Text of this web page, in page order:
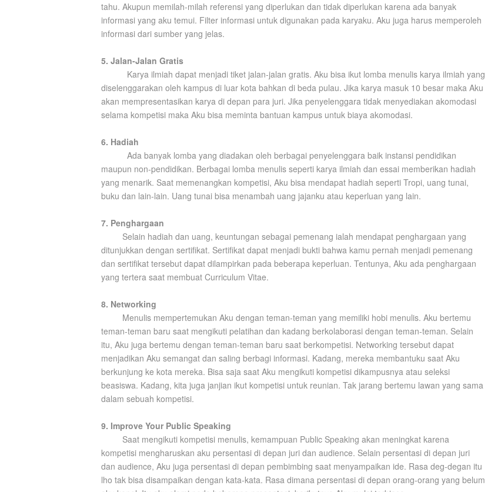
tahu. Akupun memilah-milah referensi yang diperlukan dan tidak diperlukan karena ada banyak
informasi yang aku temui. Filter informasi untuk digunakan pada karyaku. Aku juga harus memperoleh
informasi dari sumber yang jelas.
5. Jalan-Jalan Gratis
Karya ilmiah dapat menjadi tiket jalan-jalan gratis. Aku bisa ikut lomba menulis karya ilmiah yang
diselenggarakan oleh kampus di luar kota bahkan di beda pulau. Jika karya masuk 10 besar maka Aku
akan mempresentasikan karya di depan para juri. Jika penyelenggara tidak menyediakan akomodasi
selama kompetisi maka Aku bisa meminta bantuan kampus untuk biaya akomodasi.
6. Hadiah
Ada banyak lomba yang diadakan oleh berbagai penyelenggara baik instansi pendidikan
maupun non-pendidikan. Berbagai lomba menulis seperti karya ilmiah dan essai memberikan hadiah
yang menarik. Saat memenangkan kompetisi, Aku bisa mendapat hadiah seperti Tropi, uang tunai,
buku dan lain-lain. Uang tunai bisa menambah uang jajanku atau keperluan yang lain.
7. Penghargaan
Selain hadiah dan uang, keuntungan sebagai pemenang ialah mendapat penghargaan yang
ditunjukkan dengan sertifikat. Sertifikat dapat menjadi bukti bahwa kamu pernah menjadi pemenang
dan sertifikat tersebut dapat dilampirkan pada beberapa keperluan. Tentunya, Aku ada penghargaan
yang tertera saat membuat Curriculum Vitae.
8. Networking
Menulis mempertemukan Aku dengan teman-teman yang memiliki hobi menulis. Aku bertemu
teman-teman baru saat mengikuti pelatihan dan kadang berkolaborasi dengan teman-teman. Selain
itu, Aku juga bertemu dengan teman-teman baru saat berkompetisi. Networking tersebut dapat
menjadikan Aku semangat dan saling berbagi informasi. Kadang, mereka membantuku saat Aku
berkunjung ke kota mereka. Bisa saja saat Aku mengikuti kompetisi dikampusnya atau seleksi
beasiswa. Kadang, kita juga janjian ikut kompetisi untuk reunian. Tak jarang bertemu lawan yang sama
dalam sebuah kompetisi.
9. Improve Your Public Speaking
Saat mengikuti kompetisi menulis, kemampuan Public Speaking akan meningkat karena
kompetisi mengharuskan aku persentasi di depan juri dan audience. Selain persentasi di depan juri
dan audience, Aku juga persentasi di depan pembimbing saat menyampaikan ide. Rasa deg-degan itu
lho tak bisa disampaikan dengan kata-kata. Rasa dimana persentasi di depan orang-orang yang belum